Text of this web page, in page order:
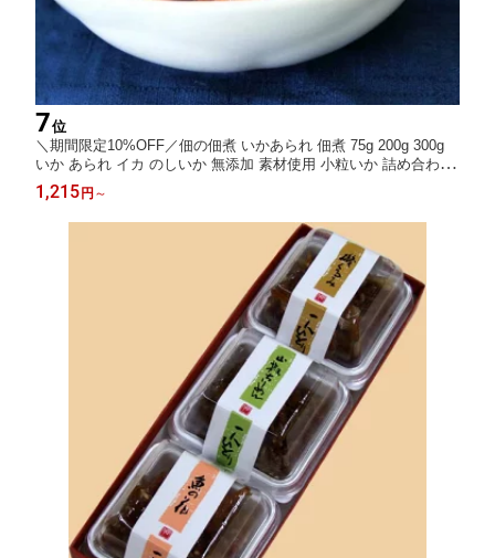
7位
＼期間限定10%OFF／佃の佃煮 いかあられ 佃煮 75g 200g 300g
いか あられ イカ のしいか 無添加 素材使用 小粒いか 詰め合わせ
ギフト 贈り物 プレゼント お取り寄せ グルメ 内祝い 誕生日 食べ
比べ お節 お節料理 おせち料理 おせち お中元 夏ギフト
1,215 円 ～